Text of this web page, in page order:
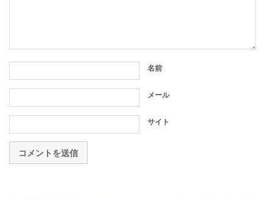
名前
メール
サイト